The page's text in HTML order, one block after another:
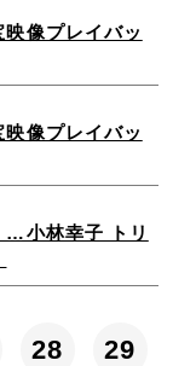
像プレイバッ
像プレイバッ
…小林幸子 トリ
28
29